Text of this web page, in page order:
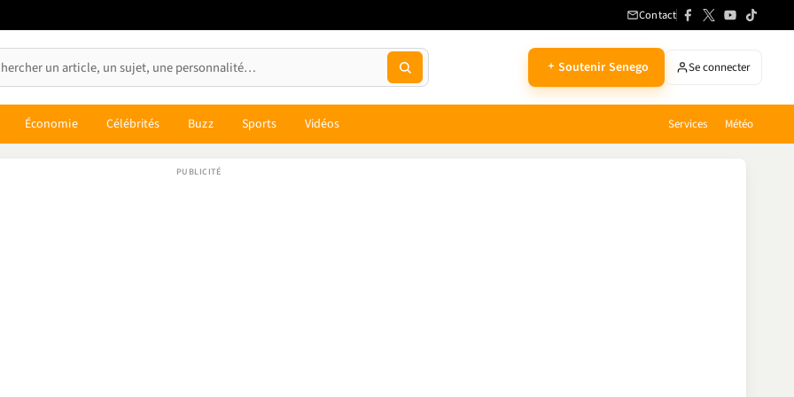
Contact
Soutenir Senego Se connecter
Économie Célébrités Buzz Sports Vidéos Services Météo